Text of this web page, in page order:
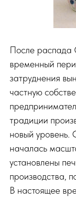
После распада
временный
затруднения
частную
традиции
новый уровень.
началась
установлены
производства,
В настоящее